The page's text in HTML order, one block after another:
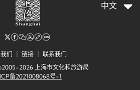
们 链接
联系我们
2026 上海市文化和旅游局
备2021008068号-1
中文